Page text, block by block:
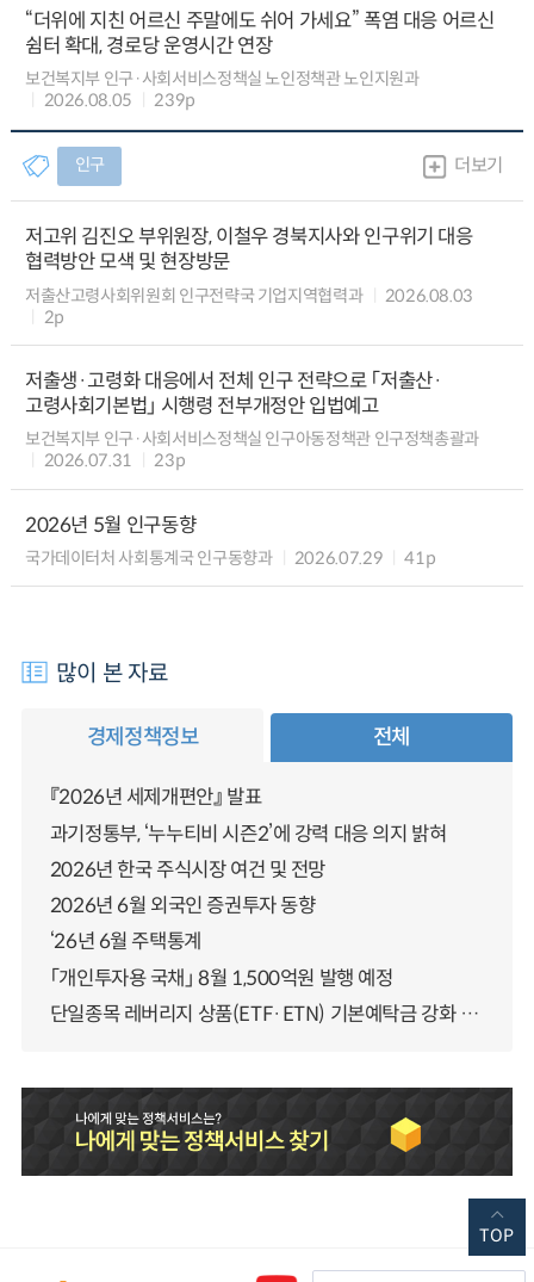
“더위에 지친 어르신 주말에도 쉬어 가세요” 폭염 대응 어르신
쉼터 확대, 경로당 운영시간 연장
보건복지부 인구·사회서비스정책실 노인정책관 노인지원과
2026.08.05
239p
인구 더보기
저고위 김진오 부위원장, 이철우 경북지사와 인구위기 대응
협력방안 모색 및 현장방문
저출산고령사회위원회 인구전략국 기업지역협력과
2026.08.03
2p
저출생·고령화 대응에서 전체 인구 전략으로 「저출산·
고령사회기본법」 시행령 전부개정안 입법예고
보건복지부 인구·사회서비스정책실 인구아동정책관 인구정책총괄과
2026.07.31
23p
2026년 5월 인구동향
국가데이터처 사회통계국 인구동향과 2026.07.29 41p
많이 본 자료
경제정책정보 전체
『2026년 세제개편안』 발표
과기정통부, ‘누누티비 시즌2’에 강력 대응 의지 밝혀
2026년 한국 주식시장 여건 및 전망
2026년 6월 외국인 증권투자 동향
‘26년 6월 주택통계
「개인투자용 국채」 8월 1,500억원 발행 예정
단일종목 레버리지 상품(ETF·ETN) 기본예탁금 강화 조기시행 방안 안내
TOP